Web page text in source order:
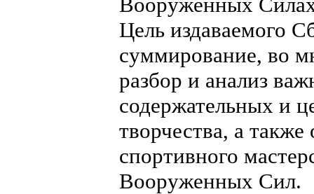
Цель издаваемого
суммирование, во
разбор и анализ
содержательных и
творчества, а
спортивного
Вооруженных Сил.